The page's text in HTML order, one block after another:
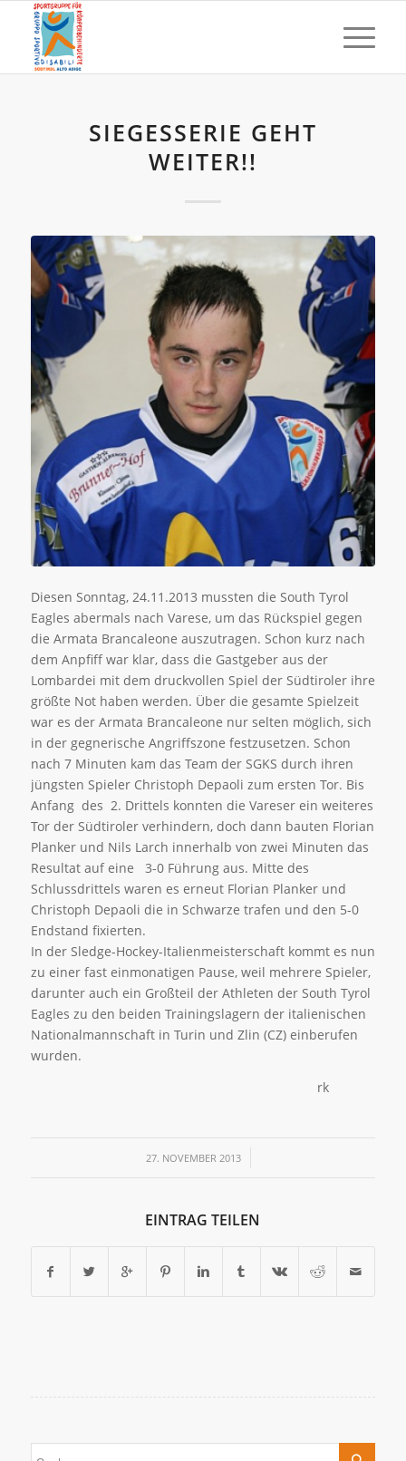
SIEGESSERIE GEHT
WEITER!!
Diesen Sonntag, 24.11.2013 mussten die South Tyrol
Eagles abermals nach Varese, um das Rückspiel gegen
die Armata Brancaleone auszutragen. Schon kurz nach
dem Anpfiff war klar, dass die Gastgeber aus der
Lombardei mit dem druckvollen Spiel der Südtiroler ihre
größte Not haben werden. Über die gesamte Spielzeit
war es der Armata Brancaleone nur selten möglich, sich
in der gegnerische Angriffszone festzusetzen. Schon
nach 7 Minuten kam das Team der SGKS durch ihren
jüngsten Spieler Christoph Depaoli zum ersten Tor. Bis
Anfang des 2. Drittels konnten die Vareser ein weiteres
Tor der Südtiroler verhindern, doch dann bauten Florian
Planker und Nils Larch innerhalb von zwei Minuten das
Resultat auf eine 3-0 Führung aus. Mitte des
Schlussdrittels waren es erneut Florian Planker und
Christoph Depaoli die in Schwarze trafen und den 5-0
Endstand fixierten.
In der Sledge-Hockey-Italienmeisterschaft kommt es nun
zu einer fast einmonatigen Pause, weil mehrere Spieler,
darunter auch ein Großteil der Athleten der South Tyrol
Eagles zu den beiden Trainingslagern der italienischen
Nationalmannschaft in Turin und Zlin (CZ) einberufen
wurden.
rk
27. NOVEMBER 2013
/
EINTRAG TEILEN